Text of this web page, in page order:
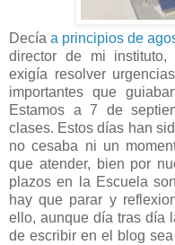
Decía a principios de
director de mi
exigía resolver
importantes que
Estamos a 7 de
clases. Estos días han
no cesaba ni un
que atender, bien por
plazos en la Escuela
hay que parar y
ello, aunque día tras día
de escribir en el blog